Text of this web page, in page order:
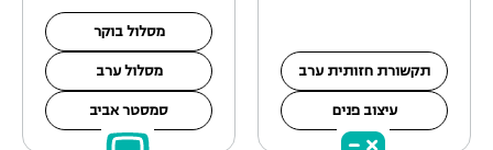
תקשורת חזותית ערב
עיצוב פנים
מסלול בוקר
מסלול ערב
סמסטר אביב